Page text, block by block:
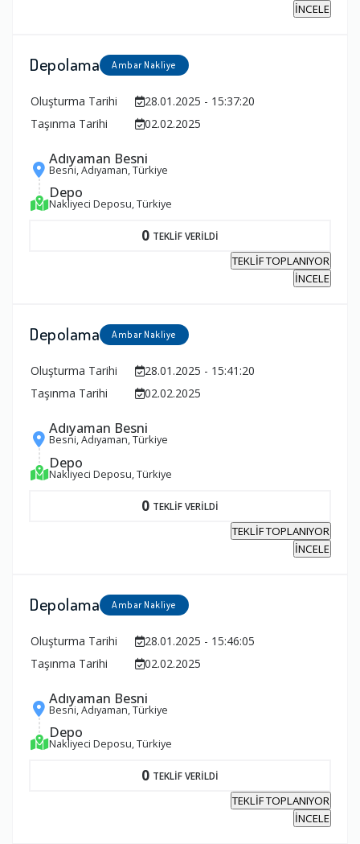
İNCELE
Depolama Ambar Nakliye
Oluşturma Tarihi
28.01.2025 - 15:37:20
Taşınma Tarihi
02.02.2025
Adıyaman Besni
Besni, Adıyaman, Türkiye
Depo
Nakliyeci Deposu, Türkiye
0 TEKLİF VERİLDİ
TEKLİF TOPLANIYOR
İNCELE
Depolama Ambar Nakliye
Oluşturma Tarihi
28.01.2025 - 15:41:20
Taşınma Tarihi
02.02.2025
Adıyaman Besni
Besni, Adıyaman, Türkiye
Depo
Nakliyeci Deposu, Türkiye
0 TEKLİF VERİLDİ
TEKLİF TOPLANIYOR
İNCELE
Depolama Ambar Nakliye
Oluşturma Tarihi
28.01.2025 - 15:46:05
Taşınma Tarihi
02.02.2025
Adıyaman Besni
Besni, Adıyaman, Türkiye
Depo
Nakliyeci Deposu, Türkiye
0 TEKLİF VERİLDİ
TEKLİF TOPLANIYOR
İNCELE